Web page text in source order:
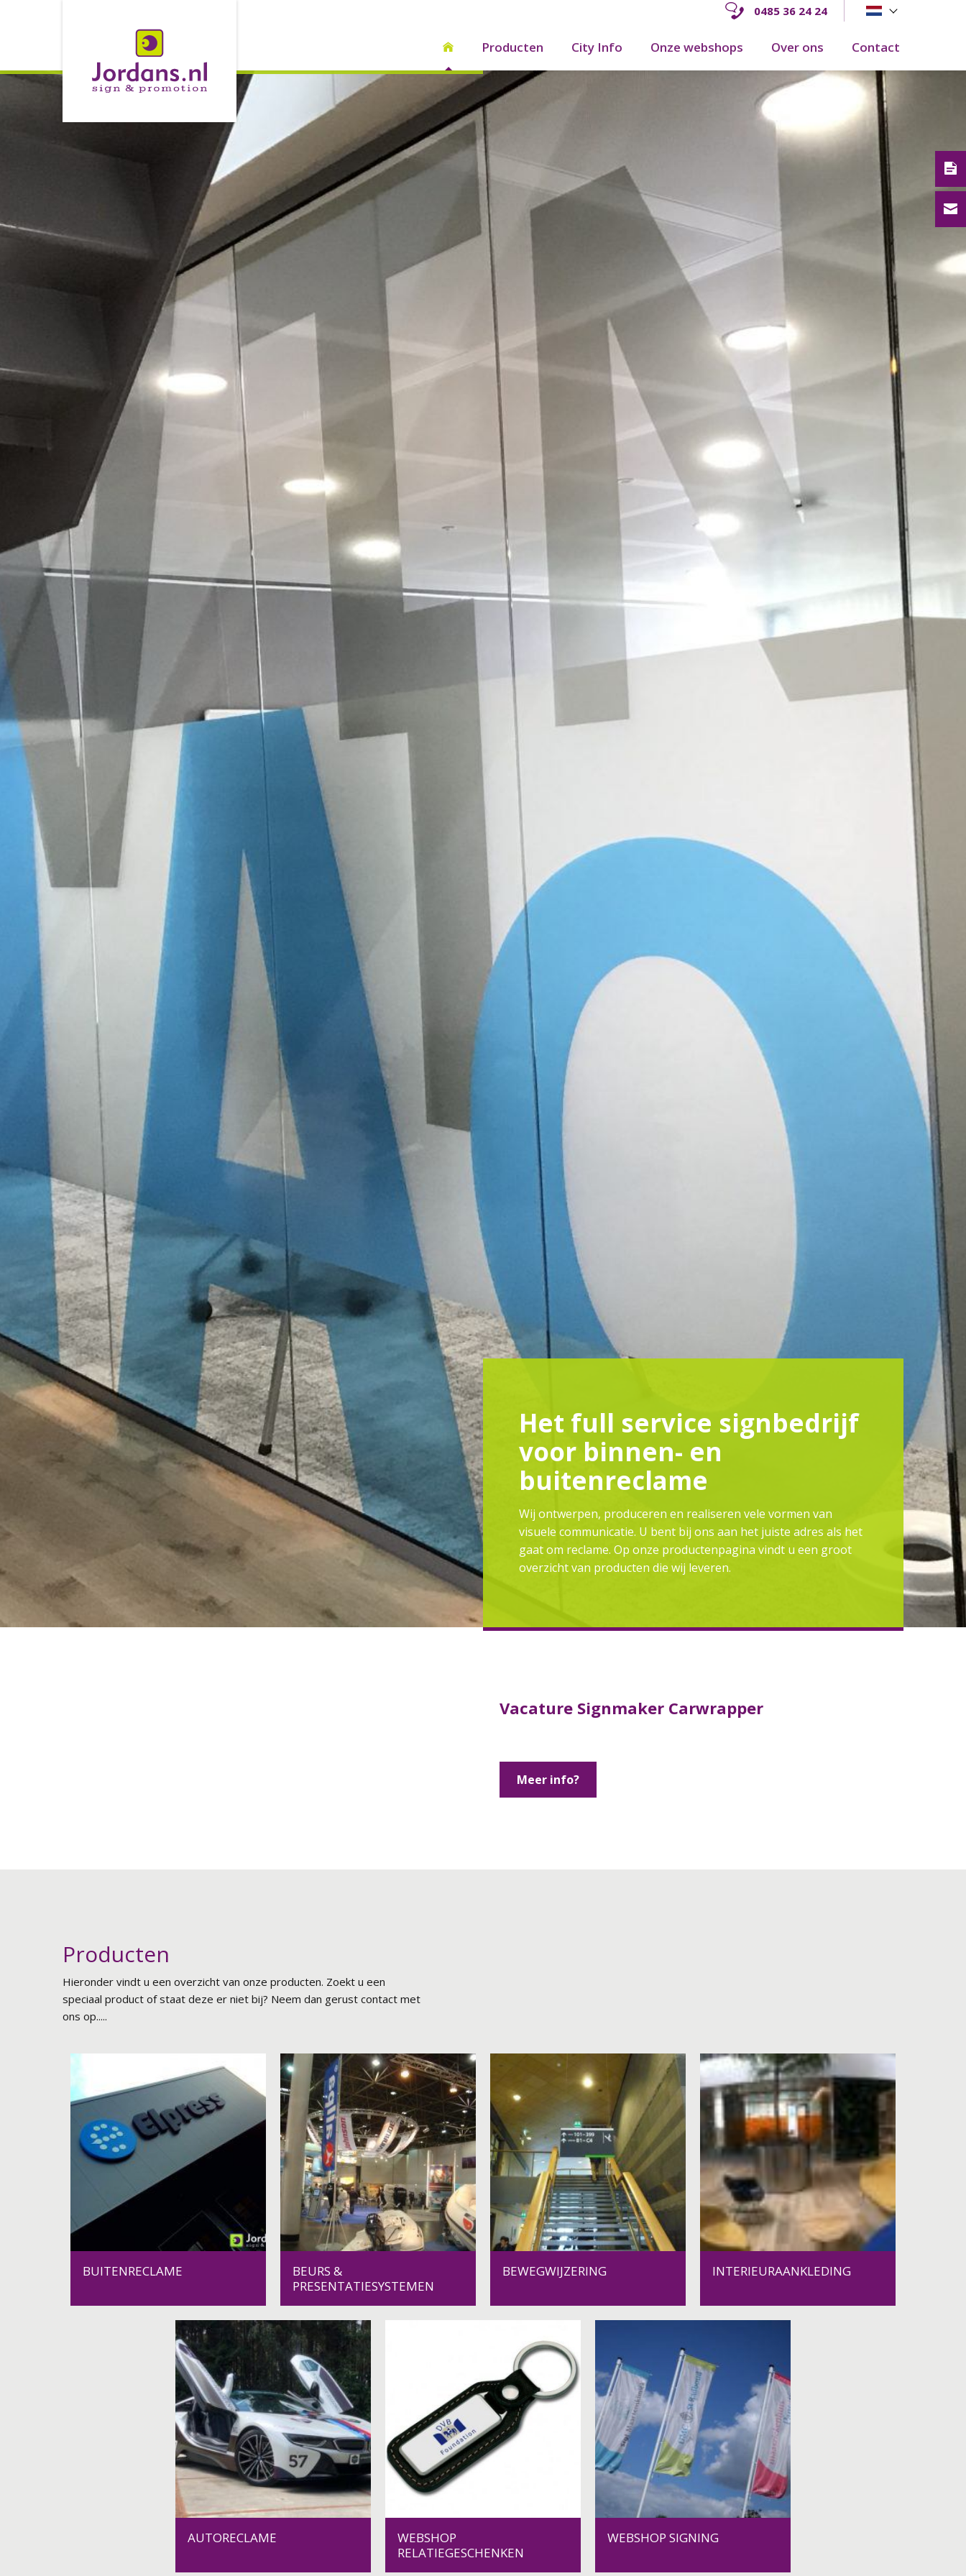
0485 36 24 24
Producten City Info Onze webshops Over ons Contact
Het full service signbedrijf
voor binnen- en
buitenreclame
Wij ontwerpen, produceren en realiseren vele vormen van
visuele communicatie. U bent bij ons aan het juiste adres als het
gaat om reclame. Op onze productenpagina vindt u een groot
overzicht van producten die wij leveren.
Vacature Signmaker Carwrapper
Meer info?
Producten
Hieronder vindt u een overzicht van onze producten. Zoekt u een
speciaal product of staat deze er niet bij? Neem dan gerust contact met
ons op.....
BUITENRECLAME
BEURS &
PRESENTATIESYSTEMEN
BEWEGWIJZERING INTERIEURAANKLEDING
AUTORECLAME
WEBSHOP
RELATIEGESCHENKEN
WEBSHOP SIGNING